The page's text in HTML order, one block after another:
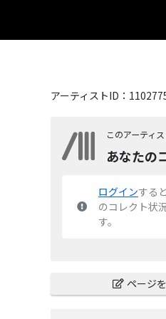
アーティストID：
このアーティ
あなたの
ログインする
のコレクト状
す。
ページ